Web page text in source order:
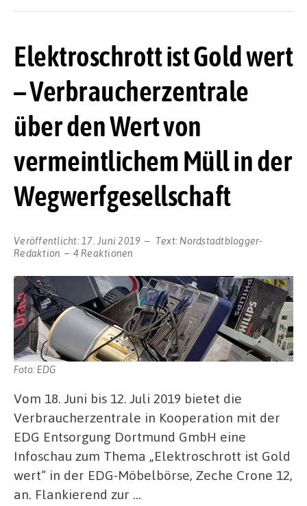
Elektroschrott ist Gold wert
– Verbraucherzentrale
über den Wert von
vermeintlichem Müll in der
Wegwerfgesellschaft
Veröffentlicht: 17. Juni 2019 Text: Nordstadtblogger-
Redaktion
4 Reaktionen
Foto: EDG
Vom 18. Juni bis 12. Juli 2019 bietet die
Verbraucherzentrale in Kooperation mit der
EDG Entsorgung Dortmund GmbH eine
Infoschau zum Thema „Elektroschrott ist Gold
wert“ in der EDG-Möbelbörse, Zeche Crone 12,
an. Flankierend zur …